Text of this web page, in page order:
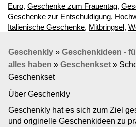
Euro, Geschenke zum Frauentag,
Geschenke zur Entschuldigung,
Italienische Geschenke, Mitbringsel,
Geschenkly » Geschenkideen -
alles haben » Geschenkset »
Geschenkset
Über Geschenkly
Geschenkly hat es sich zum Ziel
und originelle Geschenkideen zu